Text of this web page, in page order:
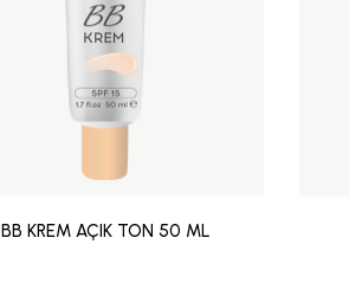
BB KREM AÇIK TON 50 ML